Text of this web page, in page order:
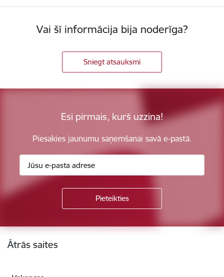
Vai šī informācija bija noderīga?
Sniegt atsauksmi
Esi pirmais, kurš uzzina!
Piesakies jaunumu saņemšanai savā e-pastā.
Kājene
Ātrās saites